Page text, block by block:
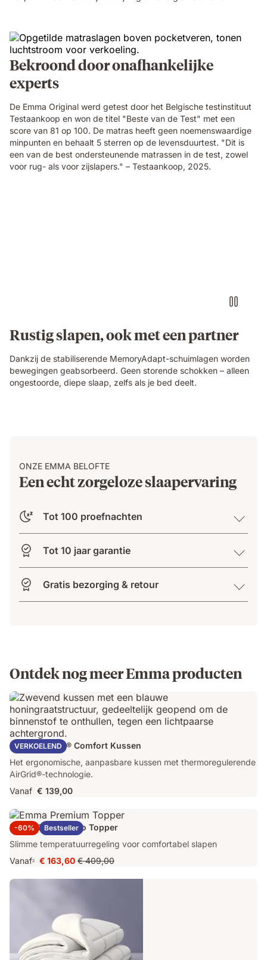
Bekroond door onafhankelijke
experts
De Emma Original werd getest door het Belgische testinstituut
Testaankoop en won de titel "Beste van de Test" met een
score van 81 op 100. De matras heeft geen noemenswaardige
minpunten en behaalt 5 sterren op de levensduurtest. "Dit is
een van de best ondersteunende matrassen in de test, zowel
voor rug- als voor zijslapers." – Testaankoop, 2025.
Original
while
their
partner
Rustig slapen, ook met een partner
Dankzij de stabiliserende MemoryAdapt-schuimlagen worden
bewegingen geabsorbeerd. Geen storende schokken – alleen
ongestoorde, diepe slaap, zelfs als je bed deelt.
ONZE EMMA BELOFTE
Een echt zorgeloze slaapervaring
Tot 100 proefnachten
Tot 10 jaar garantie
Gratis bezorging & retour
Ontdek nog meer Emma producten
VERKOELEND
Emma AirGrid® Comfort Kussen
Het ergonomische, aanpasbare kussen met thermoregulerende
AirGrid®-technologie.
Vanaf € 139,00
-60% Bestseller
Emma Original Pro Topper
Slimme temperatuurregeling voor comfortabel slapen
Vanaf2
Prijs
€ 163,60
€ 163,60 Oorspronkelijke
prijs
€ 409,00